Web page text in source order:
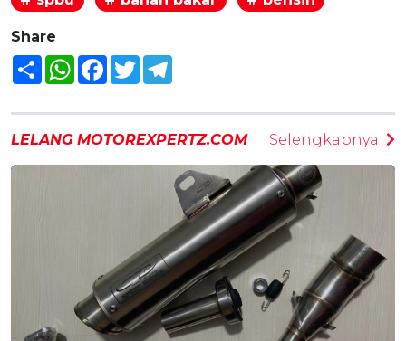
Share
Share WhatsAppFacebook
Twitter
LELANG MOTOREXPERTZ.COM Selengkapnya